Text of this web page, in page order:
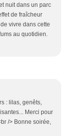
nuit dans un parc
de fraîcheur
vivre dans cette
au quotidien.
: lilas, genêts,
Merci pour
/> Bonne soirée,